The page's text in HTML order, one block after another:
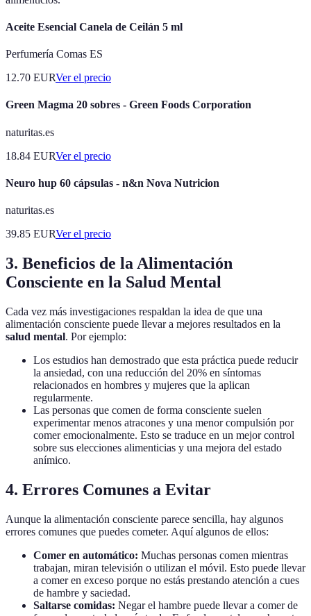
Aceite Esencial Canela de Ceilán 5 ml
Perfumería Comas ES
12.70 EURVer el precio
Green Magma 20 sobres - Green Foods Corporation
naturitas.es
18.84 EURVer el precio
Neuro hup 60 cápsulas - n&n Nova Nutricion
naturitas.es
39.85 EURVer el precio
3. Beneficios de la Alimentación
Consciente en la Salud Mental
Cada vez más investigaciones respaldan la idea de que una
alimentación consciente puede llevar a mejores resultados en la
salud mental. Por ejemplo:
Los estudios han demostrado que esta práctica puede reducir
la ansiedad, con una reducción del 20% en síntomas
relacionados en hombres y mujeres que la aplican
regularmente.
Las personas que comen de forma consciente suelen
experimentar menos atracones y una menor compulsión por
comer emocionalmente. Esto se traduce en un mejor control
sobre sus elecciones alimenticias y una mejora del estado
anímico.
4. Errores Comunes a Evitar
Aunque la alimentación consciente parece sencilla, hay algunos
errores comunes que puedes cometer. Aquí algunos de ellos:
Comer en automático: Muchas personas comen mientras
trabajan, miran televisión o utilizan el móvil. Esto puede llevar
a comer en exceso porque no estás prestando atención a cues
de hambre y saciedad.
Saltarse comidas: Negar el hambre puede llevar a comer de